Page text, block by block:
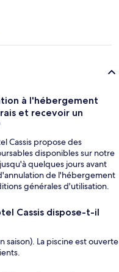
à l'hébergement
et recevoir un
Cassis propose des
disponibles sur notre
quelques jours avant
de l'hébergement
générales d'utilisation.
Cassis dispose-t-il
saison). La piscine est ouverte